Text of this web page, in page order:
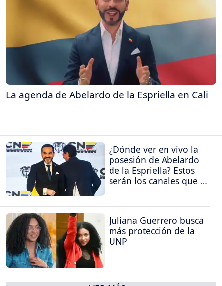
La agenda de Abelardo de la Espriella en Cali
¿Dónde ver en vivo la
posesión de Abelardo
de la Espriella? Estos
serán los canales que la
transmitirán
Juliana Guerrero busca
más protección de la
UNP